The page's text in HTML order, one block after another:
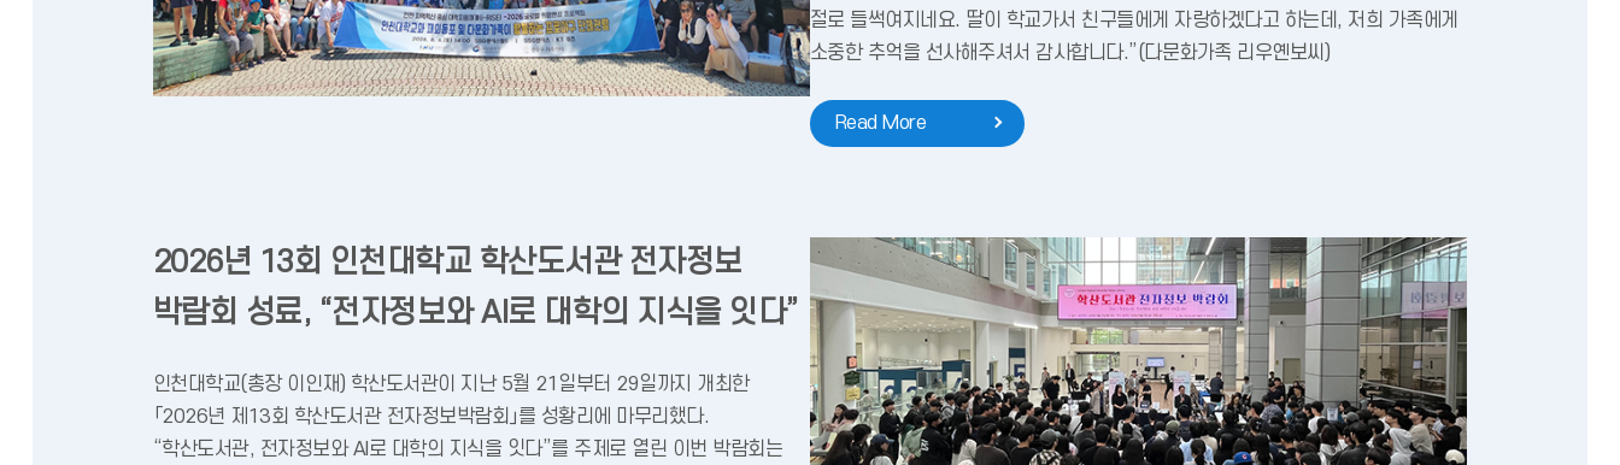
절로 들썩여지네요. 딸이 학교가서 친구들에게 자랑하겠다고 하는데, 저희 가족에게
소중한 추억을 선사해주셔서 감사합니다.”(다문화가족 리우옌보씨)
Read More
2026년 13회 인천대학교 학산도서관 전자정보
박람회 성료, “전자정보와 AI로 대학의 지식을 잇다”
인천대학교(총장 이인재) 학산도서관이 지난 5월 21일부터 29일까지 개최한
「2026년 제13회 학산도서관 전자정보박람회」를 성황리에 마무리했다.
“학산도서관, 전자정보와 AI로 대학의 지식을 잇다”를 주제로 열린 이번 박람회는